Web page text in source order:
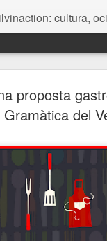
cultura, oci i agenda en acció
proposta
Gramàtica del